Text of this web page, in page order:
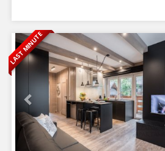
Previous
LAST MINUTE